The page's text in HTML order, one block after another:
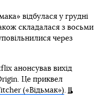
відбулася у грудні
складалася з восьми
через
анонсував вихід
Це приквел
(«Відьмак»)